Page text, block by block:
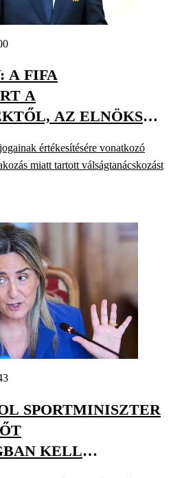
A FIFA
A
AZ ELNÖKSÉG
értékesítésére vonatkozó
miatt tartott válságtanácskozást
SPORTMINISZTER
KELL